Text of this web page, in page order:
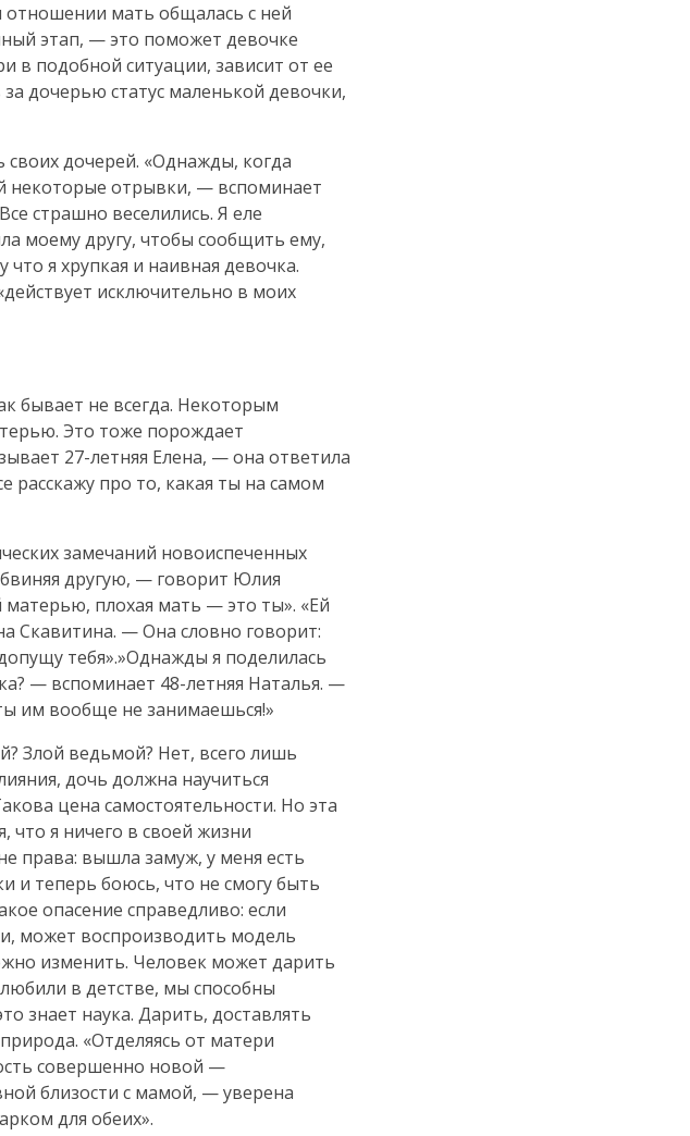
мать общалась с ней
этап, — это поможет девочке
в подобной ситуации, зависит от ее
дочерью статус маленькой девочки,
дочерей. «Однажды, когда
некоторые отрывки, — вспоминает
страшно веселились. Я еле
моему другу, чтобы сообщить ему,
я хрупкая и наивная девочка.
исключительно в моих
бывает не всегда. Некоторым
Это тоже порождает
27-летняя Елена, — она ответила
расскажу про то, какая ты на самом
замечаний новоиспеченных
другую, — говорит Юлия
плохая мать — это ты». «Ей
Скавитина. — Она словно говорит:
тебя».»Однажды я поделилась
? — вспоминает 48-летняя Наталья. —
им вообще не занимаешься!»
Злой ведьмой? Нет, всего лишь
дочь должна научиться
цена самостоятельности. Но эта
что я ничего в своей жизни
права: вышла замуж, у меня есть
и теперь боюсь, что не смогу быть
опасение справедливо: если
может воспроизводить модель
изменить. Человек может дарить
в детстве, мы способны
знает наука. Дарить, доставлять
«Отделяясь от матери
совершенно новой —
близости с мамой, — уверена
для обеих».